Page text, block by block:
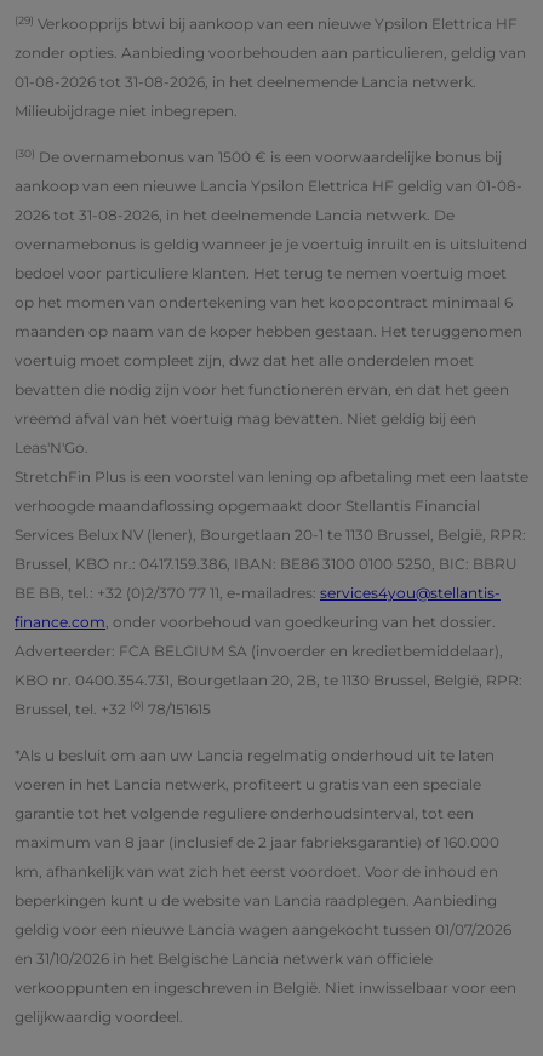
(29) Verkoopprijs btwi bij aankoop van een nieuwe Ypsilon Elettrica HF
zonder opties. Aanbieding voorbehouden aan particulieren, geldig van
01-08-2026 tot 31-08-2026, in het deelnemende Lancia netwerk.
Milieubijdrage niet inbegrepen.
(30) De overnamebonus van 1500 € is een voorwaardelijke bonus bij
aankoop van een nieuwe Lancia Ypsilon Elettrica HF geldig van 01-08-
2026 tot 31-08-2026, in het deelnemende Lancia netwerk. De
overnamebonus is geldig wanneer je je voertuig inruilt en is uitsluitend
bedoel voor particuliere klanten. Het terug te nemen voertuig moet
op het momen van ondertekening van het koopcontract minimaal 6
maanden op naam van de koper hebben gestaan. Het teruggenomen
voertuig moet compleet zijn, dwz dat het alle onderdelen moet
bevatten die nodig zijn voor het functioneren ervan, en dat het geen
vreemd afval van het voertuig mag bevatten. Niet geldig bij een
Leas'N'Go.
StretchFin Plus is een voorstel van lening op afbetaling met een laatste
verhoogde maandaflossing opgemaakt door Stellantis Financial
Services Belux NV (lener), Bourgetlaan 20-1 te 1130 Brussel, België, RPR:
Brussel, KBO nr.: 0417.159.386, IBAN: BE86 3100 0100 5250, BIC: BBRU
BE BB, tel.: +32 (0)2/370 77 11, e-mailadres: services4you@stellantis-
finance.com, onder voorbehoud van goedkeuring van het dossier.
Adverteerder: FCA BELGIUM SA (invoerder en kredietbemiddelaar),
KBO nr. 0400.354.731, Bourgetlaan 20, 2B, te 1130 Brussel, België, RPR:
Brussel, tel. +32 (0) 78/151615
*Als u besluit om aan uw Lancia regelmatig onderhoud uit te laten
voeren in het Lancia netwerk, profiteert u gratis van een speciale
garantie tot het volgende reguliere onderhoudsinterval, tot een
maximum van 8 jaar (inclusief de 2 jaar fabrieksgarantie) of 160.000
km, afhankelijk van wat zich het eerst voordoet. Voor de inhoud en
beperkingen kunt u de website van Lancia raadplegen. Aanbieding
geldig voor een nieuwe Lancia wagen aangekocht tussen 01/07/2026
en 31/10/2026 in het Belgische Lancia netwerk van officiele
verkooppunten en ingeschreven in België. Niet inwisselbaar voor een
gelijkwaardig voordeel.​